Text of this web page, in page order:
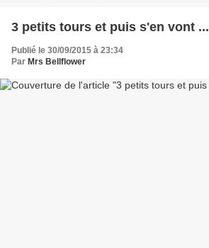
3 petits tours et puis s'en vont ...
Publié le 30/09/2015 à 23:34
Par Mrs Bellflower